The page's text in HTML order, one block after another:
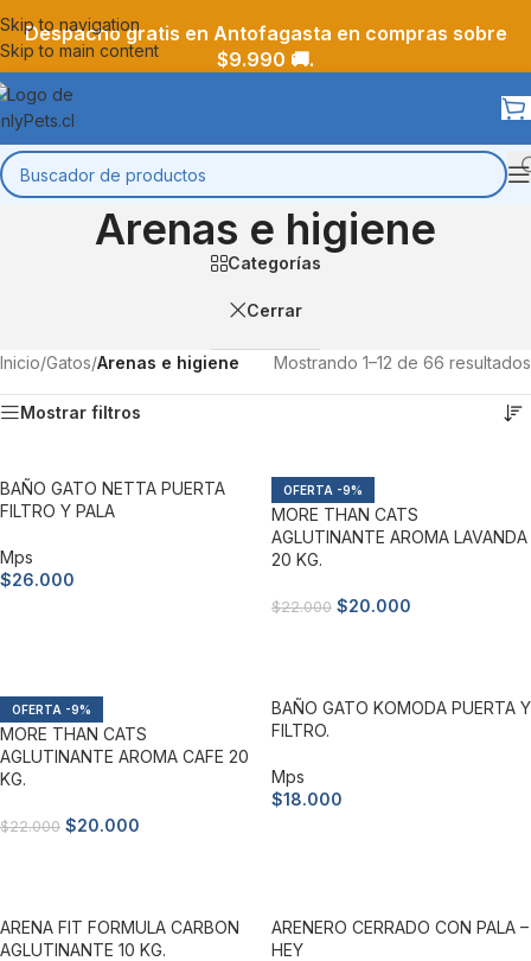
Skip to navigation
Skip to main content
Despacho gratis en Antofagasta en compras sobre
$9.990 🚚.
Arenas e higiene
Categorías
Cerrar
Inicio/Gatos/Arenas e higiene Mostrando 1–12 de 66 resultados
Mostrar filtros
BAÑO GATO NETTA PUERTA
FILTRO Y PALA
Mps
$26.000
-9%
MORE THAN CATS
AGLUTINANTE AROMA LAVANDA
20 KG.
$22.000 $20.000
-9%
MORE THAN CATS
AGLUTINANTE AROMA CAFE 20
KG.
$22.000 $20.000
BAÑO GATO KOMODA PUERTA Y
FILTRO.
Mps
$18.000
ARENA FIT FORMULA CARBON
AGLUTINANTE 10 KG.
ARENERO CERRADO CON PALA –
HEY